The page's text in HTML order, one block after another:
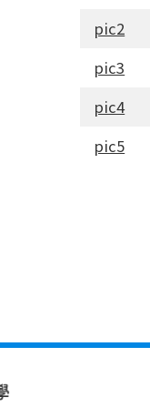
pic2
pic3
pic4
pic5